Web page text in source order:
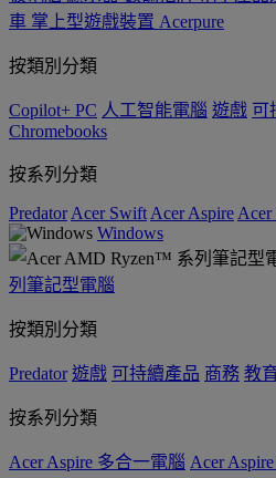
車 掌上型遊戲裝置 Acerpure
按類別分類
Copilot+ PC 人工智能電腦 遊戲 可
Chromebooks
按系列分類
Predator Acer Swift Acer Aspire
Windows
列筆記型電腦
按類別分類
Predator 遊戲 可持續產品 商務 教
按系列分類
Acer Aspire 多合一電腦 Acer